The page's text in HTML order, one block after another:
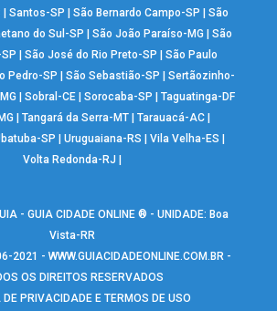
|Santos-SP |São Bernardo Campo-SP |São
do Sul-SP |São João Paraíso-MG |São
|São José do Rio Preto-SP |São Paulo
Pedro-SP |São Sebastião-SP |Sertãozinho-
|Sobral-CE |Sorocaba-SP |Taguatinga-DF
Tangará da Serra-MT| Tarauacá-AC|
SP |Uruguaiana-RS |Vila Velha-ES
Volta Redonda-RJ
- GUIA CIDADE ONLINE ® - UNIDADE: Boa
Vista-RR
2021 -WWW.GUIACIDADEONLINE.COM.BR -
OS DIREITOS RESERVADOS
DE PRIVACIDADE E TERMOS DE USO